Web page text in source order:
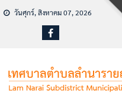
วันศุกร์, สิงหาคม 07, 2026